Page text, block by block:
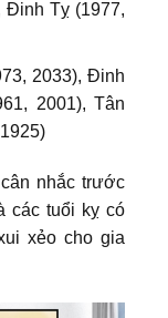
Đinh Tỵ (1977,
2033), Đinh
2001), Tân
nhắc trước
các tuổi kỵ có
xẻo cho gia